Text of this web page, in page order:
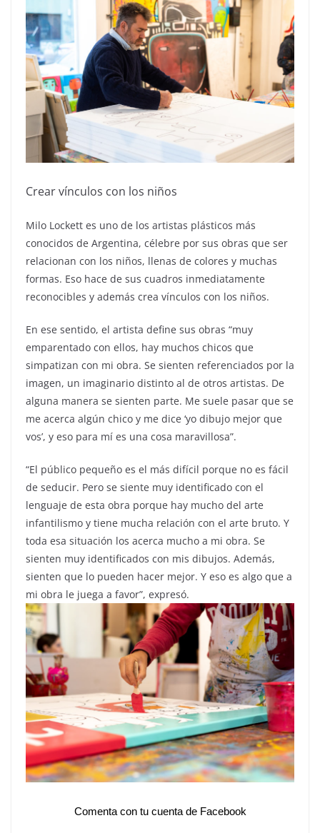
Crear vínculos con los niños
Milo Lockett es uno de los artistas plásticos más
conocidos de Argentina, célebre por sus obras que ser
relacionan con los niños, llenas de colores y muchas
formas. Eso hace de sus cuadros inmediatamente
reconocibles y además crea vínculos con los niños.
En ese sentido, el artista define sus obras “muy
emparentado con ellos, hay muchos chicos que
simpatizan con mi obra. Se sienten referenciados por la
imagen, un imaginario distinto al de otros artistas. De
alguna manera se sienten parte. Me suele pasar que se
me acerca algún chico y me dice ‘yo dibujo mejor que
vos’, y eso para mí es una cosa maravillosa”.
“El público pequeño es el más difícil porque no es fácil
de seducir. Pero se siente muy identificado con el
lenguaje de esta obra porque hay mucho del arte
infantilismo y tiene mucha relación con el arte bruto. Y
toda esa situación los acerca mucho a mi obra. Se
sienten muy identificados con mis dibujos. Además,
sienten que lo pueden hacer mejor. Y eso es algo que a
mi obra le juega a favor”, expresó.
Comenta con tu cuenta de Facebook